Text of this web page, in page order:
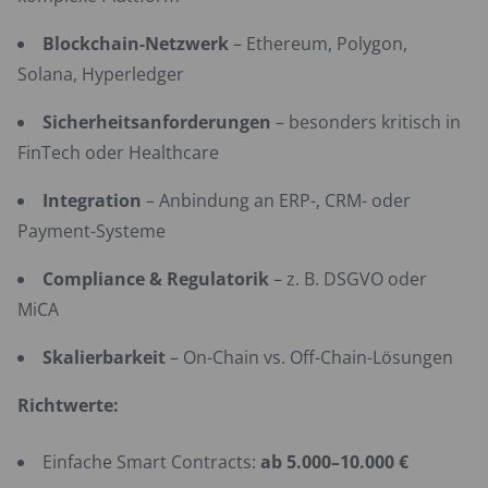
Blockchain-Netzwerk– Ethereum, Polygon,
Solana, Hyperledger
Sicherheitsanforderungen – besonders kritisch in
FinTech oder Healthcare
Integration – Anbindung an ERP-, CRM- oder
Payment-Systeme
Compliance & Regulatorik– z. B. DSGVO oder
MiCA
Skalierbarkeit– On-Chain vs. Off-Chain-Lösungen
Richtwerte:
Einfache Smart Contracts: ab 5.000–10.000 €